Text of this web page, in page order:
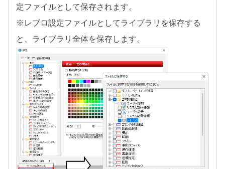
定ファイルとして保存されます。
※レブロ設定ファイルとしてライブラリを保存する
と、ライブラリ全体を保存します。